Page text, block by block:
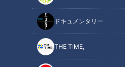
ドキュメンタリー
THE TIME,
記事に戻
この記事を見たあなたへのお